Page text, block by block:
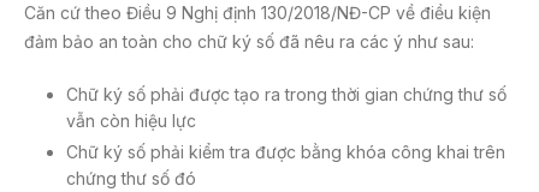
Căn cứ theo Điều 9 Nghị định 130/2018/NĐ-CP về điều kiện
đảm bảo an toàn cho chữ ký số đã nêu ra các ý như sau:
Chữ ký số phải được tạo ra trong thời gian chứng thư số
vẫn còn hiệu lực
Chữ ký số phải kiểm tra được bằng khóa công khai trên
chứng thư số đó